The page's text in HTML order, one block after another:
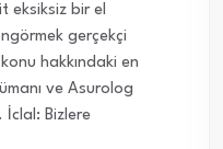
eksiksiz bir el
gerçekçi
hakkındaki en
ve Asurolog
İclal: Bizlere